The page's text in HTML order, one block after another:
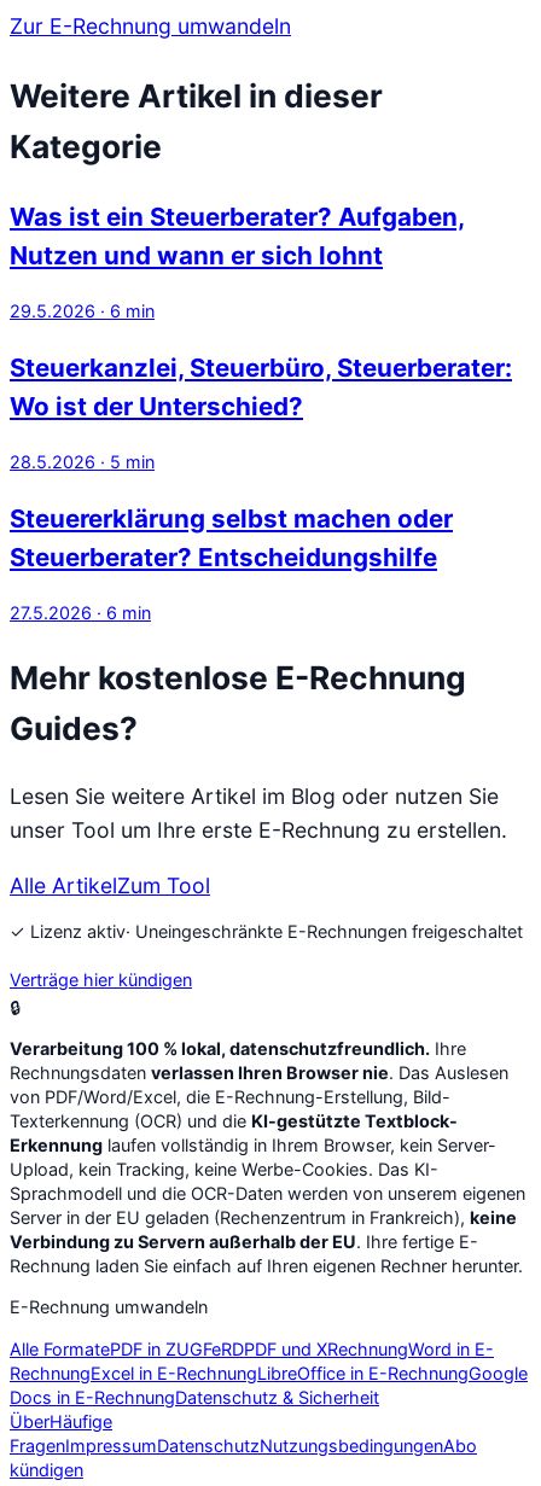
Zur E-Rechnung umwandeln
Weitere Artikel in dieser
Kategorie
Was ist ein Steuerberater? Aufgaben,
Nutzen und wann er sich lohnt
29.5.2026 · 6 min
Steuerkanzlei, Steuerbüro, Steuerberater:
Wo ist der Unterschied?
28.5.2026 · 5 min
Steuererklärung selbst machen oder
Steuerberater? Entscheidungshilfe
27.5.2026 · 6 min
Mehr kostenlose E-Rechnung
Guides?
Lesen Sie weitere Artikel im Blog oder nutzen Sie
unser Tool um Ihre erste E-Rechnung zu erstellen.
Alle ArtikelZum Tool
✓ Lizenz aktiv· Uneingeschränkte E-Rechnungen freigeschaltet
Verträge hier kündigen
🔒
Verarbeitung 100 % lokal, datenschutzfreundlich. Ihre
Rechnungsdaten verlassen Ihren Browser nie. Das Auslesen
von PDF/Word/Excel, die E-Rechnung-Erstellung, Bild-
Texterkennung (OCR) und die KI-gestützte Textblock-
Erkennung laufen vollständig in Ihrem Browser, kein Server-
Upload, kein Tracking, keine Werbe-Cookies. Das KI-
Sprachmodell und die OCR-Daten werden von unserem eigenen
Server in der EU geladen (Rechenzentrum in Frankreich), keine
Verbindung zu Servern außerhalb der EU. Ihre fertige E-
Rechnung laden Sie einfach auf Ihren eigenen Rechner herunter.
E-Rechnung umwandeln
Alle FormatePDF in ZUGFeRDPDF und XRechnungWord in E-
RechnungExcel in E-RechnungLibreOffice in E-RechnungGoogle
Docs in E-RechnungDatenschutz & Sicherheit
ÜberHäufige
FragenImpressumDatenschutzNutzungsbedingungenAbo
kündigen